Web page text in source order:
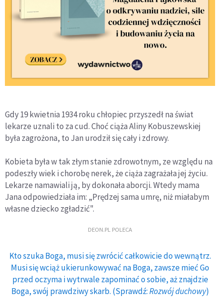
Gdy 19 kwietnia 1934 roku chłopiec przyszedł na świat
lekarze uznali to za cud. Choć ciąża Aliny Kobuszewskiej
była zagrożona, to Jan urodził się cały i zdrowy.
Kobieta była w tak złym stanie zdrowotnym, ze względu na
podeszły wiek i chorobę nerek, że ciąża zagrażała jej życiu.
Lekarze namawiali ją, by dokonała aborcji. Wtedy mama
Jana odpowiedziała im: „Prędzej sama umrę, niż miałabym
własne dziecko zgładzić".
DEON.PL POLECA
Kto szuka Boga, musi się zwrócić całkowicie do wewnątrz.
Musi się wciąż ukierunkowywać na Boga, zawsze mieć Go
przed oczyma i wytrwale zapominać o sobie, aż znajdzie
Boga, swój prawdziwy skarb. (Sprawdź:Rozwój duchowy)